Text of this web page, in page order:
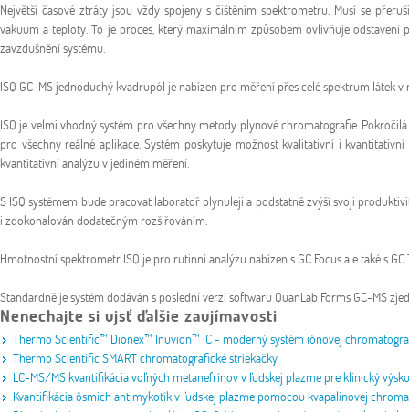
Největší časové ztráty jsou vždy spojeny s čištěním spektrometru. Musí se
vakuum a teploty. To je proces, který maximálním způsobem ovlivňuje
zavzdušnění systému.
ISQ GC-MS jednoduchý kvadrupól je nabízen pro měření přes celé spektrum látek
ISQ je velmi vhodný systém pro všechny metody plynové chromatografie.
pro všechny reálné aplikace. Systém poskytuje možnost kvalitativní i
kvantitativní analýzu v jediném měření.
S ISQ systémem bude pracovat laboratoř plynuleji a podstatně zvýší svoji
i zdokonalován dodatečným rozšiřováním.
Hmotnostní spektrometr ISQ je pro rutinní analýzu nabízen s GC Focus ale také s
Standardně je systém dodáván s poslední verzí softwaru QuanLab Forms GC-MS
Nenechajte si ujsť ďalšie zaujímavosti
Thermo Scientific™ Dionex™ Inuvion™ IC - moderný systém iónovej
Thermo Scientific SMART chromatografické striekačky
LC-MS/MS kvantifikácia voľných metanefrínov v ľudskej plazme pre klinický
Kvantifikácia ôsmich antimykotík v ľudskej plazme pomocou kvapalinovej